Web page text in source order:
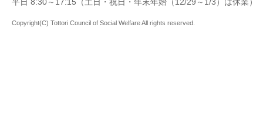
Copyright(C) Tottori Council of Social Welfare All rights reserved.